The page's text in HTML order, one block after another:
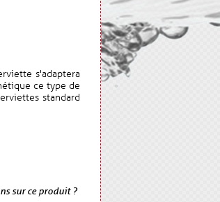
s'adaptera
ce type de
standard
sur ce produit ?